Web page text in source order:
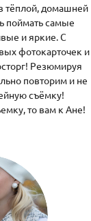
тёплой, домашней
поймать самые
и яркие. С
фотокарточек и
Резюмируя
повторим и не
съёмку!
то вам к Ане!